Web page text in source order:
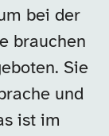
bei der
brauchen
Sie
und
ist im